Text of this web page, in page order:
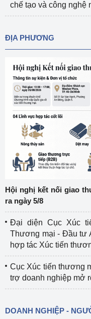
chế tạo và công nghệ
ĐỊA PHƯƠNG
Hội nghị kết nối giao
ra ngày 5/8
Đại diện Cục Xúc
Thương mại - Đầu tư
hợp tác Xúc tiến
Cục Xúc tiến thương
trợ doanh nghiệp mở
DOANH NGHIỆP -